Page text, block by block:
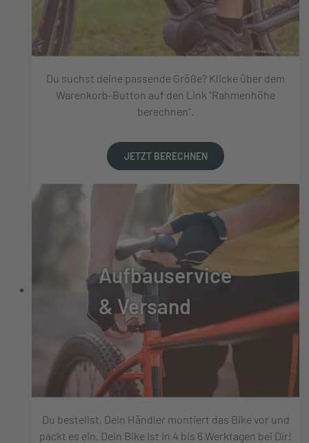
Du suchst deine passende Größe? Klicke über dem
Warenkorb-Button auf den Link "Rahmenhöhe
berechnen".
JETZT BERECHNEN
Aufbauservice
& Versand
Du bestellst, Dein Händler montiert das Bike vor und
packt es ein, Dein Bike ist in 4 bis 6 Werktagen bei Dir!